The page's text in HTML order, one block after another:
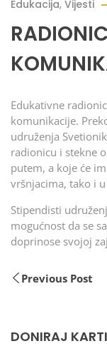
Edukacija, Vijesti
Edukativne
komunikacije.
udruženja
radionicu i stekne
putem, a koje će
vršnjacima, tako i
Stipendisti
mogućnost da se
doprinose svojoj
Previous Post
DONIRAJ